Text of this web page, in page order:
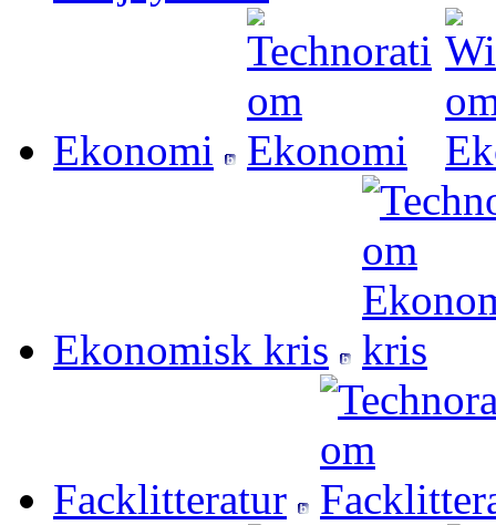
Ekonomi
Ekonomisk kris
Facklitteratur